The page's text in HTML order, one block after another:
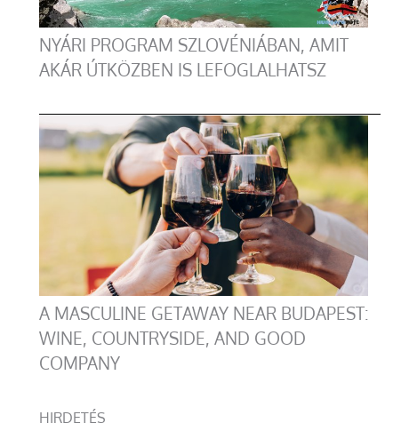
NYÁRI PROGRAM SZLOVÉNIÁBAN, AMIT
AKÁR ÚTKÖZBEN IS LEFOGLALHATSZ
A MASCULINE GETAWAY NEAR BUDAPEST:
WINE, COUNTRYSIDE, AND GOOD
COMPANY
HIRDETÉS